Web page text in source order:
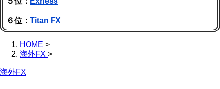
６位： Titan FX
HOME >
海外FX >
海外FX